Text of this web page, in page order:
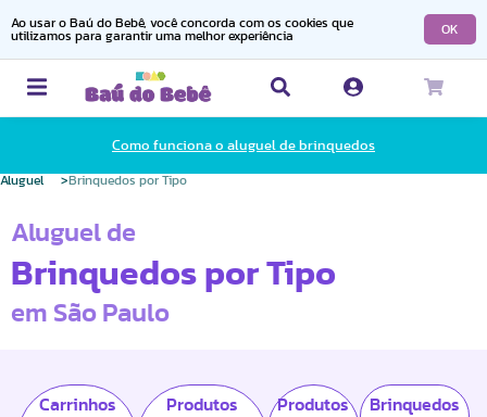
Ao usar o Baú do Bebê, você concorda com os cookies que
utilizamos para garantir uma melhor experiência
OK
Como funciona o aluguel de brinquedos
Aluguel Brinquedos por Tipo
Aluguel de
Brinquedos por Tipo
em São Paulo
Carrinhos
Produtos
Produtos
Brinquedos